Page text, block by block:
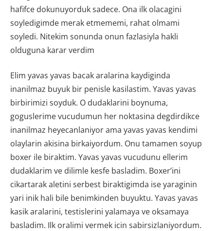
hafifce dokunuyorduk sadece. Ona ilk olacagini
soyledigimde merak etmememi, rahat olmami
soyledi. Nitekim sonunda onun fazlasiyla hakli
olduguna karar verdim
Elim yavas yavas bacak aralarina kaydiginda
inanilmaz buyuk bir penisle kasilastim. Yavas yavas
birbirimizi soyduk. O dudaklarini boynuma,
goguslerime vucudumun her noktasina degdirdikce
inanilmaz heyecanlaniyor ama yavas yavas kendimi
olaylarin akisina birkaiyordum. Onu tamamen soyup
boxer ile biraktim. Yavas yavas vucudunu ellerim
dudaklarim ve dilimle kesfe basladim. Boxer’ini
cikartarak aletini serbest biraktigimda ise yaraginin
yari inik hali bile benimkinden buyuktu. Yavas yavas
kasik aralarini, testislerini yalamaya ve oksamaya
basladim. Ilk oralimi vermek icin sabirsizlaniyordum.